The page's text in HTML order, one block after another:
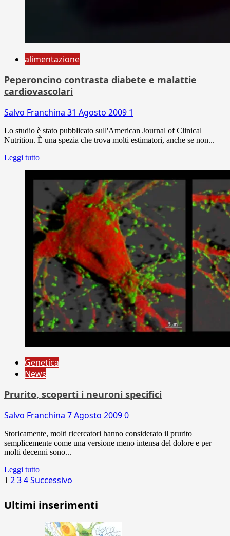
alimentazione
Peperoncino contrasta diabete e malattie
cardiovascolari
Salvo Franchina 31 Agosto 2009 1
Lo studio è stato pubblicato sull'American Journal of Clinical
Nutrition. È una spezia che trova molti estimatori, anche se non...
Leggi tutto
Genetica
News
Prurito, scoperti i neuroni specifici
Salvo Franchina 7 Agosto 20090
Storicamente, molti ricercatori hanno considerato il prurito
semplicemente come una versione meno intensa del dolore e per
molti decenni sono...
Leggi tutto
Paginazione
degli
articoli
1 234Successivo
Ultimi inserimenti